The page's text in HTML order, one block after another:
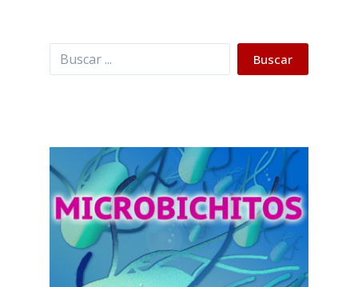
Buscar Buscar